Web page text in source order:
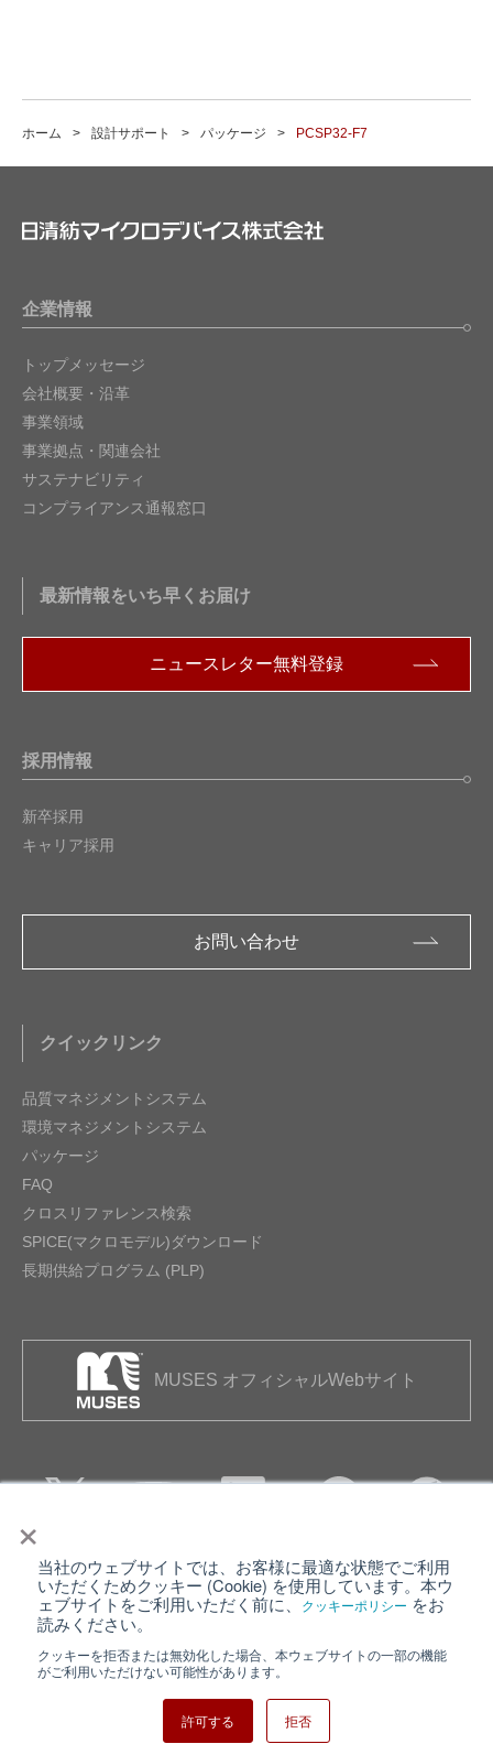
×
当社のウェブサイトでは、お客様に最適な状態でご利用
いただくためクッキー (Cookie) を使用しています。本ウ
ェブサイトをご利用いただく前に、
クッキーポリシー をお
読みください。
クッキーを拒否または無効化した場合、本ウェブサイトの一部の機能
がご利用いただけない可能性があります。
許可する 拒否
ホーム 設計サポート パッケージ PCSP32-F7
企業情報
トップメッセージ
会社概要・沿革
事業領域
事業拠点・関連会社
サステナビリティ
コンプライアンス通報窓口
最新情報をいち早くお届け
ニュースレター無料登録
採用情報
新卒採用
キャリア採用
お問い合わせ
クイックリンク
品質マネジメントシステム
環境マネジメントシステム
パッケージ
FAQ
クロスリファレンス検索
SPICE(マクロモデル)ダウンロード
長期供給プログラム (PLP)
MUSES オフィシャルWebサイト
個人情報保護について ウェブサイト利用規約
クッキーポリシー
日清紡ホールディングス
Copyright ⓒ Nisshinbo Micro Devices Inc. All Rights Reserved.